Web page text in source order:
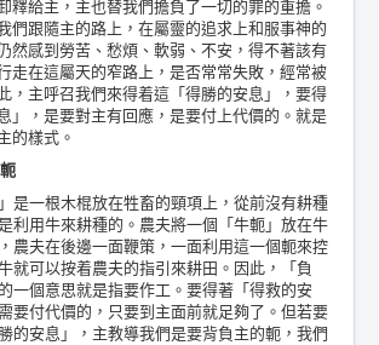
釋給主，主也替我們擔負了一切的罪的重擔。
們跟隨主的路上，在屬靈的追求上和服事神的
然感到勞苦、愁煩、軟弱、不安，得不著該有
走在這屬天的窄路上，是否常常失敗，經常被
，主呼召我們來得着這「得勝的安息」，要得
」，是要對主有回應，是要付上代價的。就是
的樣式。
一根木棍放在牲畜的頸項上，從前沒有耕種
利用牛來耕種的。農夫將一個「牛軛」放在牛
農夫在後邊一面鞭策，一面利用這一個軛來控
就可以按着農夫的指引來耕田。因此，「負
一個意思就是指要作工。要得著「得救的安
要付代價的，只要到主面前就足夠了。但若要
的安息」，主教導我們是要背負主的軛，我們